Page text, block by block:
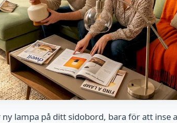
ny lampa på ditt sidobord, bara för att inse